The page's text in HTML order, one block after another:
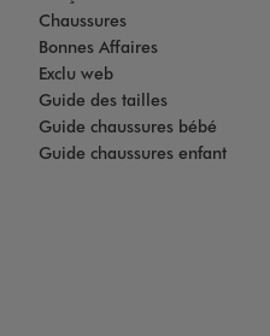
Chaussures
Bonnes Affaires
Exclu web
Guide des tailles
Guide chaussures bébé
Guide chaussures enfant